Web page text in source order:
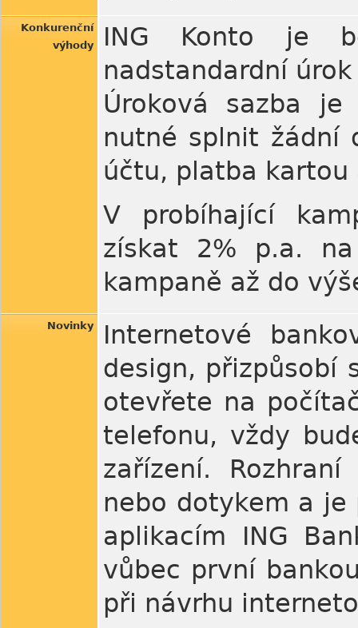
Konkurenční
výhody
ING Konto je
nadstandardní
Úroková sazba
nutné splnit žádní
účtu, platba kartou
V probíhající
získat 2% p.a.
kampaně až do
Novinky
Internetové
design, přizpůsobí
otevřete na
telefonu, vždy
zařízení.
nebo dotykem a
aplikacím ING
vůbec první
při návrhu